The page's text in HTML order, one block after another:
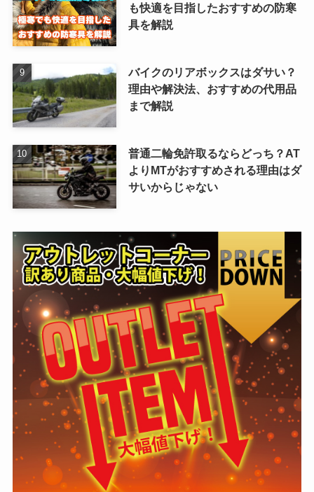
も快適を目指したおすすめの防寒
具を解説
バイクのリアボックスはダサい？
理由や解決法、おすすめの代用品
まで解説
普通二輪免許取るならどっち？AT
よりMTがおすすめされる理由はダ
サいからじゃない